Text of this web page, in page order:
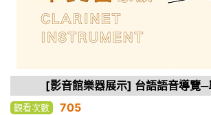
[影音館樂器展示] 台語語音導覽─
觀看次數 705